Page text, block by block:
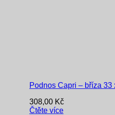
Podnos Capri – bříza 33
308,00 Kč
Čtěte více